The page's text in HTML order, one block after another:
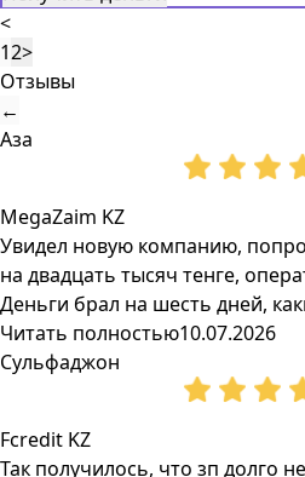
<
12>
Отзывы
←
Аза
MegaZaim KZ
Увидел новую компанию,
на двадцать тысяч тенге,
Деньги брал на шесть дней,
Читать полностью10.07.2026
Сульфаджон
Fcredit KZ
Так получилось, что зп долго